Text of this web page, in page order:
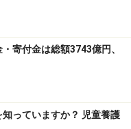
の１つ。たとえ１人
ログなどを通じて情
を見て問い合わせが
り、意外な反響が期
寄付金は総額3743億円、
っていますか？ 児童養護